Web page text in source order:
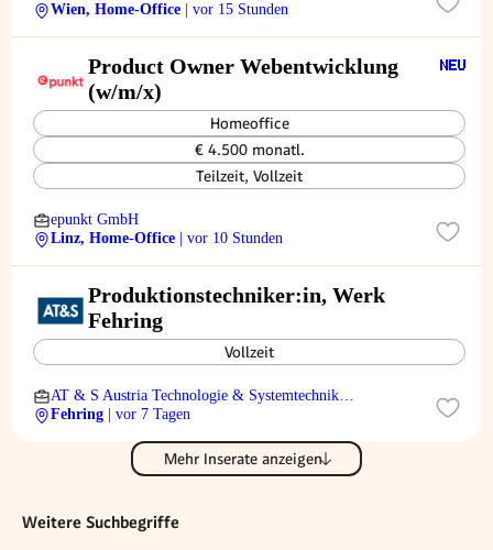
Wien, Home-Office
| vor 15 Stunden
Product Owner Webentwicklung
(w/m/x)
Homeoffice
€ 4.500 monatl.
Teilzeit, Vollzeit
epunkt GmbH
Linz, Home-Office
| vor 10 Stunden
Produktionstechniker:in, Werk
Fehring
Vollzeit
AT & S Austria Technologie & Systemtechnik
Aktiengesellschaft
Fehring | vor 7 Tagen
Mehr Inserate anzeigen
Weitere Suchbegriffe